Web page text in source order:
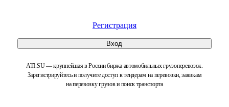
Регистрация
Вход
ATI.SU — крупнейшая в России биржа автомобильных грузоперевозок.
Зарегистрируйтесь и получите доступ к тендерам на перевозки, заявкам
на перевозку грузов и поиск транспорта